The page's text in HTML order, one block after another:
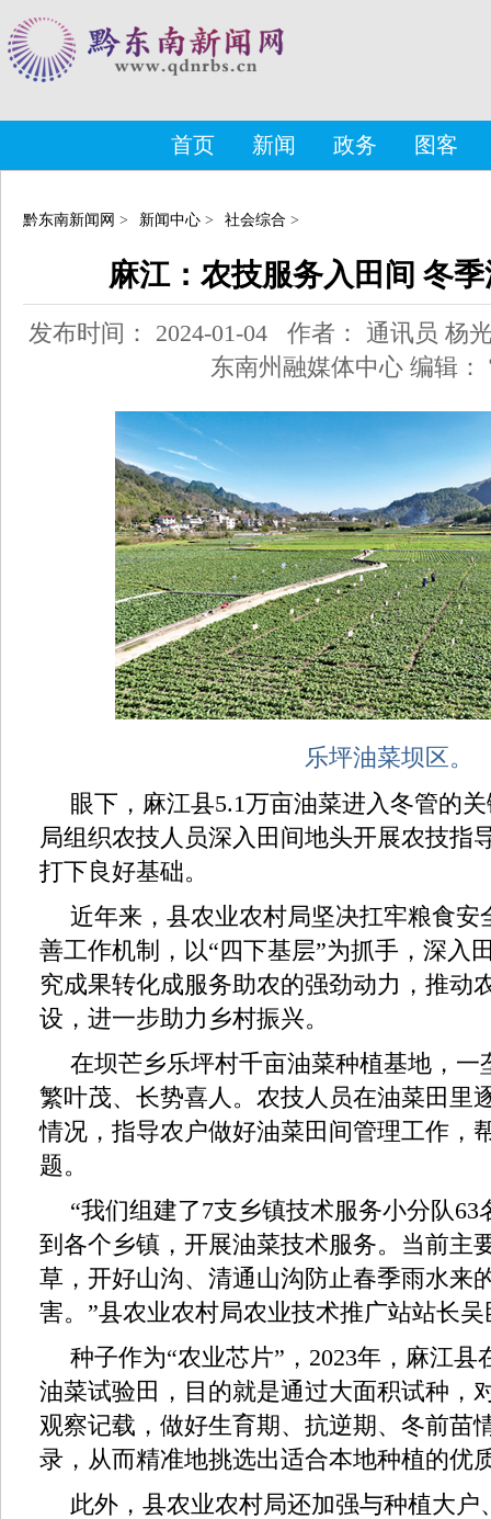
首页 新闻 政务 图客
黔东南新闻网 > 新闻中心 > 社会综合 >
麻江：农技服务入田间 冬
发布时间： 2024-01-04 作者： 通讯员 杨
东南州融媒体中心 编辑：
乐坪油菜坝区。
眼下，麻江县5.1万亩油菜进入冬管的
局组织农技人员深入田间地头开展农技指
打下良好基础。
近年来，县农业农村局坚决扛牢粮食安
善工作机制，以“四下基层”为抓手，深入
究成果转化成服务助农的强劲动力，推动
设，进一步助力乡村振兴。
在坝芒乡乐坪村千亩油菜种植基地，一
繁叶茂、长势喜人。农技人员在油菜田里
情况，指导农户做好油菜田间管理工作，
题。
“我们组建了7支乡镇技术服务小分队
到各个乡镇，开展油菜技术服务。当前主
草，开好山沟、清通山沟防止春季雨水来
害。”县农业农村局农业技术推广站站长
种子作为“农业芯片”，2023年，麻江
油菜试验田，目的就是通过大面积试种，
观察记载，做好生育期、抗逆期、冬前苗
录，从而精准地挑选出适合本地种植的优
此外，县农业农村局还加强与种植大户